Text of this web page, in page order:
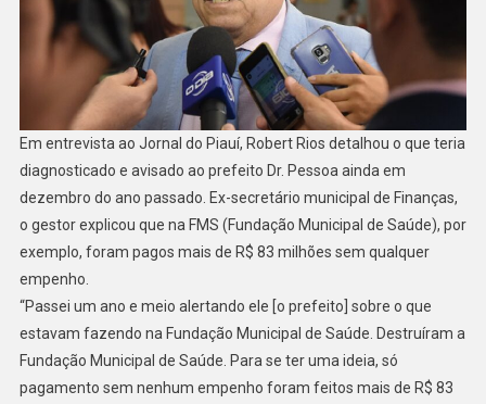
Em entrevista ao Jornal do Piauí, Robert Rios detalhou o que teria
diagnosticado e avisado ao prefeito Dr. Pessoa ainda em
dezembro do ano passado. Ex-secretário municipal de Finanças,
o gestor explicou que na FMS (Fundação Municipal de Saúde), por
exemplo, foram pagos mais de R$ 83 milhões sem qualquer
empenho.
“Passei um ano e meio alertando ele [o prefeito] sobre o que
estavam fazendo na Fundação Municipal de Saúde. Destruíram a
Fundação Municipal de Saúde. Para se ter uma ideia, só
pagamento sem nenhum empenho foram feitos mais de R$ 83